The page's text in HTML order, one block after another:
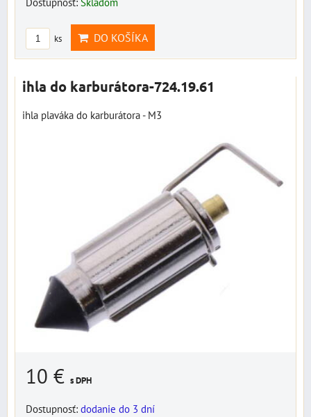
ks DO KOŠÍKA
ihla do karburátora-724.19.61
ihla plaváka do karburátora - M3
10 € s DPH
Dostupnosť: dodanie do 3 dní